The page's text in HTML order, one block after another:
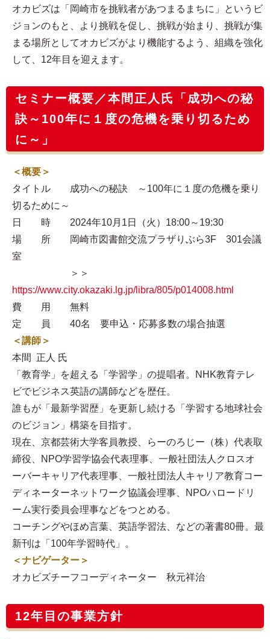
オカビズは「岡崎市を挑戦者があつまるまちに」というビ
ジョンのもと、より挑戦を促し、挑戦が始まり、挑戦が集
まる場所としてオカビズがより機能するよう、組織を強化
して、12年目を迎えます。
セミナー概要／本間正人氏「成功への秘
訣～100年に１度の危機を乗り切るため
に～」
＜概要＞
タイトル 成功への秘訣 ～100年に１度の危機を乗り
切るために～
日 時 2024年10月1日（火）18:00～19:30
場 所 岡崎市図書館交流プラザりぶら3F 301会議
室
＞＞
https://www.city.okazaki.lg.jp/libra/805/p014008.html
費 用 無料
定 員 40名 要申込・応募多数の場合抽選
＜講師＞
本間 正人 氏
「教育学」を超える「学習学」の提唱者。NHK教育テレ
ビでビジネス英語の講師などを歴任。
誰もが「最新学習歴」を更新し続ける「学習する地球社会
のビジョン」構築を目指す。
現在、京都芸術大学客員教授、らーのろじー（株）代表取
締役、NPO学習学協会代表理事、一般社団法人クロスオ
ーバーキャリア代表理事、一般社団法人キャリア教育コー
ディネーターネットワーク協議会理事、NPOハロードリ
ーム実行委員会理事などをつとめる。
コーチングやほめ言葉、英語学習法、などの著書80冊。最
新刊は「100年学習時代」。
＜ナビゲーター＞
オカビズチーフコーディネーター 秋元祥治
12年目の事業方針